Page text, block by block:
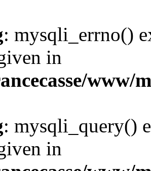
: mysqli_errno()
in
www/
: mysqli_query()
in